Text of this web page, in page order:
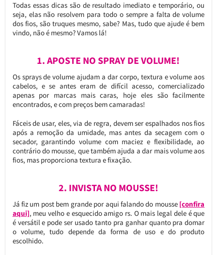
Todas essas dicas são de resultado imediato e temporário, ou
seja, elas não resolvem para todo o sempre a falta de volume
dos fios, são truques mesmo, sabe? Mas, tudo que ajude é bem
vindo, não é mesmo? Vamos lá!
1. APOSTE NO SPRAY DE VOLUME!
Os sprays de volume ajudam a dar corpo, textura e volume aos
cabelos, e se antes eram de difícil acesso, comercializado
apenas por marcas mais caras, hoje eles são facilmente
encontrados, e com preços bem camaradas!
Fáceis de usar, eles, via de regra, devem ser espalhados nos fios
após a remoção da umidade, mas antes da secagem com o
secador, garantindo volume com maciez e flexibilidade, ao
contrário do mousse, que também ajuda a dar mais volume aos
fios, mas proporciona textura e fixação.
2. INVISTA NO MOUSSE!
Já fiz um post bem grande por aqui falando do mousse [confira
aqui], meu velho e esquecido amigo rs. O mais legal dele é que
é versátil e pode ser usado tanto pra ganhar quanto pra domar
o volume, tudo depende da forma de uso e do produto
escolhido.